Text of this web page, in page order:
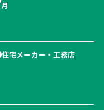
月
住宅メーカー・工務店